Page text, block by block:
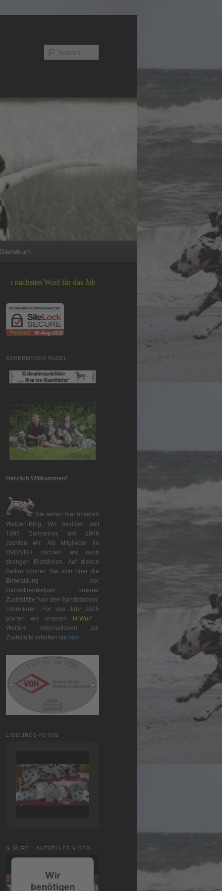
Gästebuch
Wurf für das Jahr 2026 +++
SCHERMENER RUDEL
Herzlich Willkommen!
Sie sehen hier unseren
Welpen-Blog. Wir besitzen seit
1995 Dalmatiner, seit 2009
züchten wir. Als Mitglieder im
DVD/VDH züchten wir nach
strengen Richtlinien. Auf diesen
Seiten können Sie sich über die
Entwicklung der
Dalmatinerwelpen unserer
Zuchtstätte "von den Sandstücken"
informieren. Für das Jahr 2025
planen wir unseren H-Wurf
Weitere Informationen zur
Zuchstätte erhalten sie hier
LIEBLINGS-FOTOS
G-WURF – AKTUELLES VIDEO
Wir
benötigen